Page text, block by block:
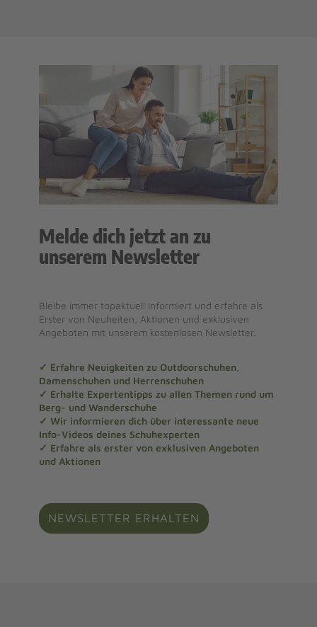
Melde dich jetzt an zu
unserem Newsletter
Bleibe immer topaktuell informiert und erfahre als
Erster von Neuheiten, Aktionen und exklusiven
Angeboten mit unserem kostenlosen Newsletter.
✓ Erfahre Neuigkeiten zu Outdoorschuhen,
Damenschuhen und Herrenschuhen
✓ Erhalte Expertentipps zu allen Themen rund um
Berg- und Wanderschuhe
✓ Wir informieren dich über interessante neue
Info-Videos deines Schuhexperten
✓ Erfahre als erster von exklusiven Angeboten
und Aktionen
NEWSLETTER ERHALTEN